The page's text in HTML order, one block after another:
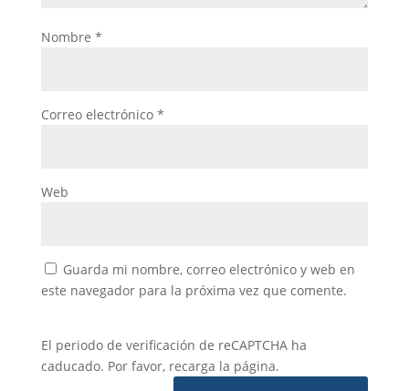
Nombre *
Correo electrónico *
Web
Guarda mi nombre, correo electrónico y web en
este navegador para la próxima vez que comente.
El periodo de verificación de reCAPTCHA ha
caducado. Por favor, recarga la página.